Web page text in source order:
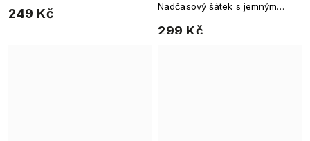
249 Kč
299 Kč
Nadčasový šátek s jemným